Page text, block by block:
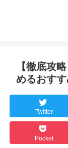
【徹底攻
めるおす
Twitter
Pocket